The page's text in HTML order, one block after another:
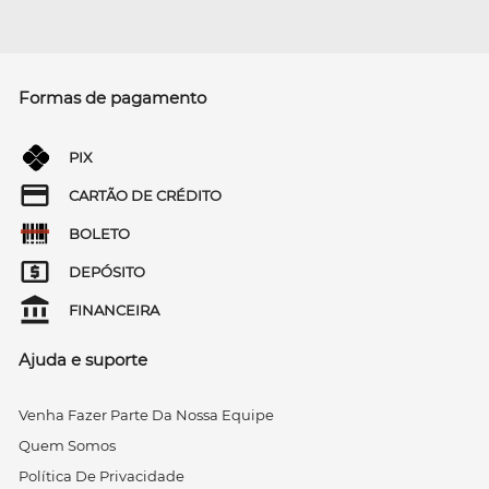
Formas de pagamento
PIX
CARTÃO DE CRÉDITO
BOLETO
DEPÓSITO
FINANCEIRA
Ajuda e suporte
Venha Fazer Parte Da Nossa Equipe
Quem Somos
Política De Privacidade